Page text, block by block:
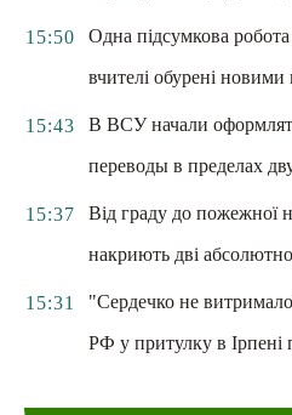
15:50
Одна підсумкова
вчителі обурені
15:43
В ВСУ начали
переводы в пределах
15:37
Від граду до пожежної
накриють дві
15:31
"Сердечко не
РФ у притулку в Ірпені